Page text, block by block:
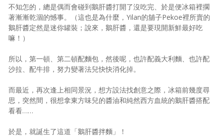
個人著作
活動實況記錄
合作與代言
訂閱電子報
不知怎的，總是偶而會碰到鵝肝醬打開了沒吃完、於是便冰箱裡擱
著漸漸乾涸的憾事。（這也是為什麼，Yilan的舖子Pekoe裡所賣的
鵝肝醬定然是迷你罐裝；說來，鵝肝醬，還是要現開新鮮最好吃
嘛！）
所以，第一頓、第二頓配麵包，然後呢，也許配義大利麵、也許配
沙拉、配牛排，努力變著法兒快快消化掉。
而最近，再次逢上相同景況，想方設法找創意之際，冰箱前幾度尋
思，突然間，很想拿東方味兒的醬油和純然西方血統的鵝肝醬搭配
看看……
於是，就誕生了這道「鵝肝醬拌麵」！